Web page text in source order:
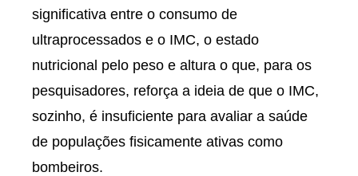
significativa entre o consumo de
ultraprocessados e o IMC, o estado
nutricional pelo peso e altura o que, para os
pesquisadores, reforça a ideia de que o IMC,
sozinho, é insuficiente para avaliar a saúde
de populações fisicamente ativas como
bombeiros.